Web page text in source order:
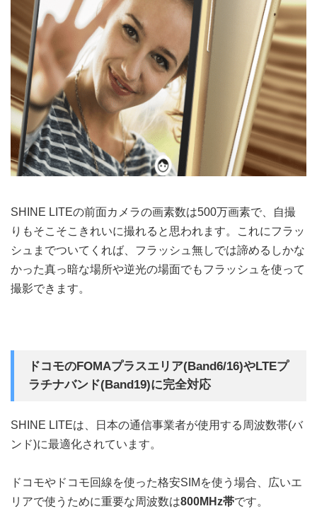
SHINE LITEの前面カメラの画素数は500万画素で、自撮
りもそこそこきれいに撮れると思われます。これにフラッ
シュまでついてくれば、フラッシュ無しでは諦めるしかな
かった真っ暗な場所や逆光の場面でもフラッシュを使って
撮影できます。
ドコモのFOMAプラスエリア(Band6/16)やLTEプ
ラチナバンド(Band19)に完全対応
SHINE LITEは、日本の通信事業者が使用する周波数帯(バ
ンド)に最適化されています。
ドコモやドコモ回線を使った格安SIMを使う場合、広いエ
リアで使うために重要な周波数は800MHz帯です。